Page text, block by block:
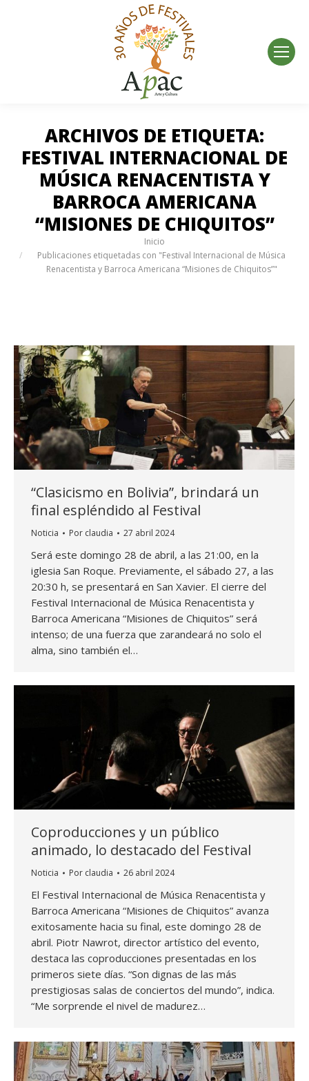
ARCHIVOS DE ETIQUETA:
FESTIVAL INTERNACIONAL DE
MÚSICA RENACENTISTA Y
BARROCA AMERICANA
“MISIONES DE CHIQUITOS”
Inicio
Publicaciones etiquetadas con "Festival Internacional de Música
Renacentista y Barroca Americana “Misiones de Chiquitos”"
“Clasicismo en Bolivia”, brindará un
final espléndido al Festival
Noticia Por claudia 27 abril 2024
Será este domingo 28 de abril, a las 21:00, en la
iglesia San Roque. Previamente, el sábado 27, a las
20:30 h, se presentará en San Xavier. El cierre del
Festival Internacional de Música Renacentista y
Barroca Americana “Misiones de Chiquitos” será
intenso; de una fuerza que zarandeará no solo el
alma, sino también el…
Coproducciones y un público
animado, lo destacado del Festival
Noticia Por claudia 26 abril 2024
El Festival Internacional de Música Renacentista y
Barroca Americana “Misiones de Chiquitos” avanza
exitosamente hacia su final, este domingo 28 de
abril. Piotr Nawrot, director artístico del evento,
destaca las coproducciones presentadas en los
primeros siete días. “Son dignas de las más
prestigiosas salas de conciertos del mundo”, indica.
“Me sorprende el nivel de madurez…